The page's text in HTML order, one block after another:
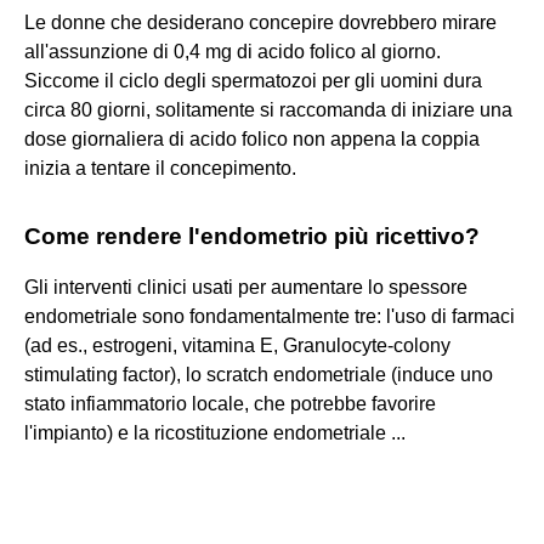
Le donne che desiderano concepire dovrebbero mirare
all'assunzione di 0,4 mg di acido folico al giorno.
Siccome il ciclo degli spermatozoi per gli uomini dura
circa 80 giorni, solitamente si raccomanda di iniziare una
dose giornaliera di acido folico non appena la coppia
inizia a tentare il concepimento.
Come rendere l'endometrio più ricettivo?
Gli interventi clinici usati per aumentare lo spessore
endometriale sono fondamentalmente tre: l'uso di farmaci
(ad es., estrogeni, vitamina E, Granulocyte-colony
stimulating factor), lo scratch endometriale (induce uno
stato infiammatorio locale, che potrebbe favorire
l'impianto) e la ricostituzione endometriale ...